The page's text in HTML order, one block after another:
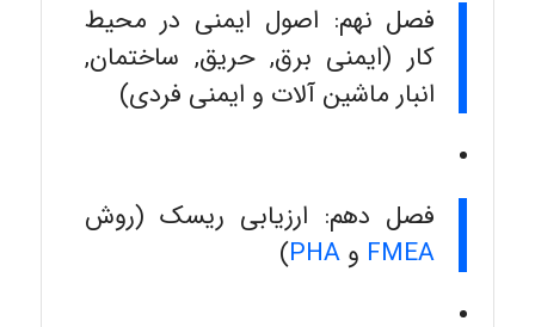
فصل نهم: اصول ایمنی در محیط
کار (ایمنی برق, حریق, ساختمان,
انبار ماشین آلات و ایمنی فردی)
فصل دهم: ارزیابی ریسک (روش
FMEA و PHA
)